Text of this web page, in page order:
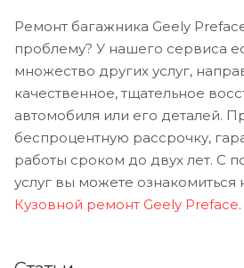
Ремонт багажника Geely
проблему? У нашего сервиса
множество других услуг,
качественное, тщательное
автомобиля или его деталей.
беспроцентную рассрочку,
работы сроком до двух лет. С
услуг вы можете ознакомиться
Кузовной ремонт Geely Preface.